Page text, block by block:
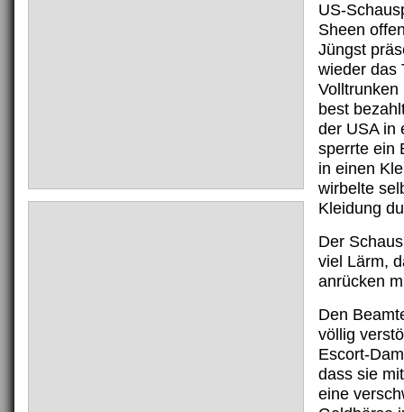
US-
Sheen
Jüngst
wieder das
Volltrunken
best
der USA in
sperrte ein
in einen
wirbelte
Kleidung
Der
viel Lärm,
anrücken
Den
völlig
Escort-
dass sie
eine